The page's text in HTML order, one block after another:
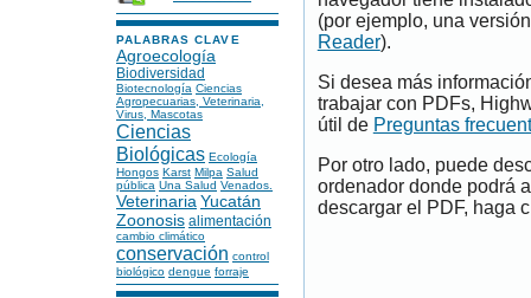
PALABRAS CLAVE
Agroecología
Biodiversidad
Biotecnología Ciencias
Agropecuarias, Veterinaria,
Virus, Mascotas
Ciencias
Biológicas Ecología
Hongos Karst Milpa Salud
pública Una Salud Venados.
Veterinaria Yucatán
Zoonosis alimentación
cambio climático
conservación control
biológico dengue forraje
(por ejemplo, una
Reader).
Si desea más
trabajar con PDFs,
útil de Preguntas
Por otro lado, puede
ordenador donde podrá
descargar el PDF, haga